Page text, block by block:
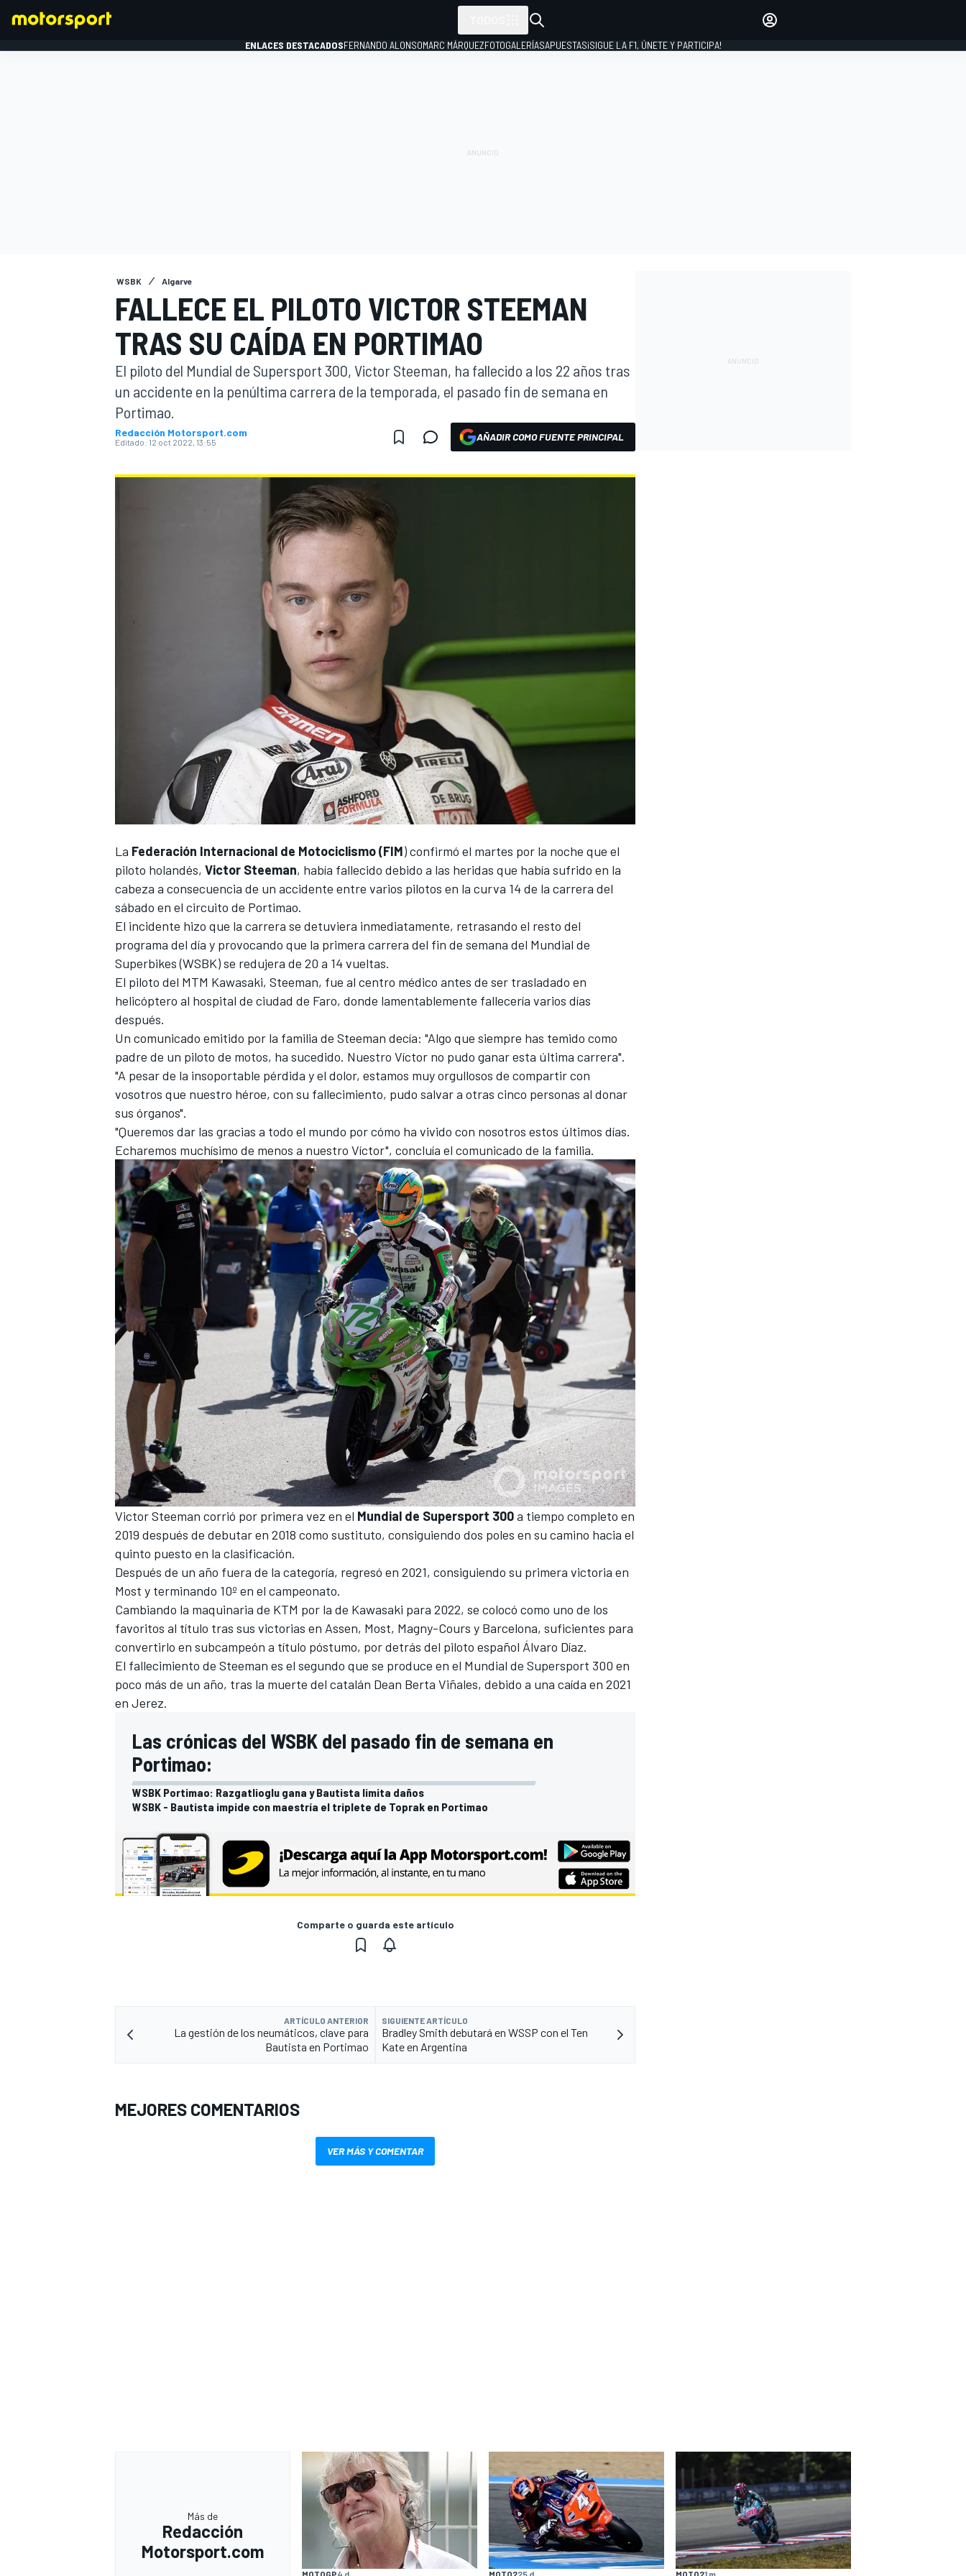
FÓRMULA E
MÁS CATEGORÍAS
ENLACES DESTACADOSFERNANDO ALONSOMARC MÁRQUEZFOTOGALERÍASAPUESTAS¡SIGUE LA F1, ÚNETE Y PARTICIPA!
WSBK Algarve
FALLECE EL PILOTO VICTOR STEEMAN
TRAS SU CAÍDA EN PORTIMAO
El piloto del Mundial de Supersport 300, Victor Steeman, ha fallecido a los 22 años tras
un accidente en la penúltima carrera de la temporada, el pasado fin de semana en
Portimao.
Redacción Motorsport.com
Editado: 12 oct 2022, 13:55 AÑADIR COMO FUENTE PRINCIPAL
La Federación Internacional de Motociclismo (FIM) confirmó el martes por la noche que el
piloto holandés, Victor Steeman, había fallecido debido a las heridas que había sufrido en la
cabeza a consecuencia de un accidente entre varios pilotos en la curva 14 de la carrera del
sábado en el circuito de Portimao.
El incidente hizo que la carrera se detuviera inmediatamente, retrasando el resto del
programa del día y provocando que la primera carrera del fin de semana del Mundial de
Superbikes (WSBK)se redujera de 20 a 14 vueltas.
El piloto del MTM Kawasaki, Steeman, fue al centro médico antes de ser trasladado en
helicóptero al hospital de ciudad de Faro, donde lamentablemente fallecería varios días
después.
Un comunicado emitido por la familia de Steeman decía: "Algo que siempre has temido como
padre de un piloto de motos, ha sucedido. Nuestro Víctor no pudo ganar esta última carrera".
"A pesar de la insoportable pérdida y el dolor, estamos muy orgullosos de compartir con
vosotros que nuestro héroe, con su fallecimiento, pudo salvar a otras cinco personas al donar
sus órganos".
"Queremos dar las gracias a todo el mundo por cómo ha vivido con nosotros estos últimos días.
Echaremos muchísimo de menos a nuestro Víctor", concluía el comunicado de la familia.
Victor Steeman corrió por primera vez en el Mundial de Supersport 300a tiempo completo en
2019 después de debutar en 2018 como sustituto, consiguiendo dos poles en su camino hacia el
quinto puesto en la clasificación.
Después de un año fuera de la categoría, regresó en 2021, consiguiendo su primera victoria en
Most y terminando 10º en el campeonato.
Cambiando la maquinaria de KTM por la de Kawasaki para 2022, se colocó como uno de los
favoritos al título tras sus victorias en Assen, Most, Magny-Cours y Barcelona, suficientes para
convertirlo en subcampeón a título póstumo, por detrás del piloto español Álvaro Díaz.
El fallecimiento de Steeman es el segundo que se produce en el Mundial de Supersport 300 en
poco más de un año, tras la muerte del catalán Dean Berta Viñales, debido a una caída en 2021
en Jerez.
Las crónicas del WSBK del pasado fin de semana en
Portimao:
WSBK Portimao: Razgatlioglu gana y Bautista limita daños
WSBK - Bautista impide con maestría el triplete de Toprak en Portimao
Comparte o guarda este artículo
ARTÍCULO ANTERIOR
La gestión de los neumáticos, clave para
Bautista en Portimao
SIGUIENTE ARTÍCULO
Bradley Smith debutará en WSSP con el Ten
Kate en Argentina
MEJORES COMENTARIOS
VER MÁS Y COMENTAR
Más de
Redacción
Motorsport.com
MOTOGP4 d MOTO225 d MOTO21 m